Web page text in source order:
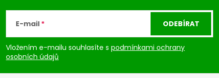
p
E-mail
Vložením e-mailu souhlasíte s podmínkami ochrany
osobních údajů
ODEBÍRAT